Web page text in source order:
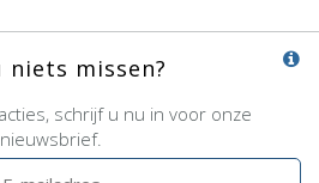
niets missen?
schrijf u nu in voor onze
nieuwsbrief.